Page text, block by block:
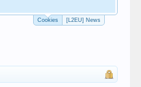
Cookies [L2EU] News